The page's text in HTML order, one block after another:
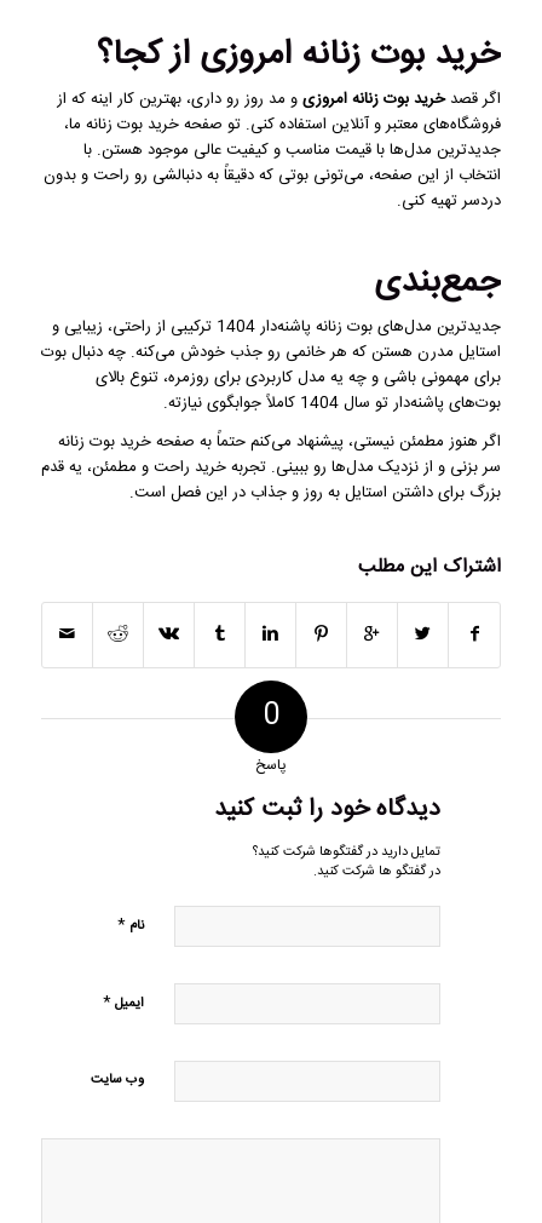
خرید بوت زنانه امروزی از کجا؟
اگر قصدخرید بوت زنانه امروزیو مد روز رو داری، بهترین کار اینه که از
فروشگاه‌های معتبر و آنلاین استفاده کنی. تو صفحهخرید بوت زنانه ما،
جدیدترین مدل‌ها با قیمت مناسب و کیفیت عالی موجود هستن. با
انتخاب از این صفحه، می‌تونی بوتی که دقیقاً به دنبالشی رو راحت و بدون
دردسر تهیه کنی.
جمع‌بندی
جدیدترین مدل‌های بوت زنانه پاشنه‌دار 1404 ترکیبی از راحتی، زیبایی و
استایل مدرن هستن که هر خانمی رو جذب خودش می‌کنه. چه دنبال بوت
برای مهمونی باشی و چه یه مدل کاربردی برای روزمره، تنوع بالای
بوت‌های پاشنه‌دار تو سال 1404 کاملاً جوابگوی نیازته.
اگر هنوز مطمئن نیستی، پیشنهاد می‌کنم حتماً به صفحه خرید بوت زنانه
سر بزنی و از نزدیک مدل‌ها رو ببینی. تجربه خرید راحت و مطمئن، یه قدم
بزرگ برای داشتن استایل به روز و جذاب در این فصل است.
اشتراک این مطلب
0
پاسخ
دیدگاه خود را ثبت کنید
تمایل دارید در گفتگوها شرکت کنید؟
در گفتگو ها شرکت کنید.
نام *
ایمیل*
وب‌ سایت